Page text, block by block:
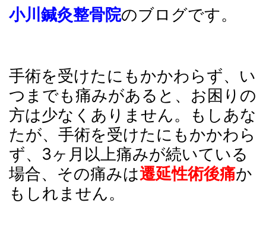
小川鍼灸整骨院のブログです。
手術を受けたにもかかわらず、い
つまでも痛みがあると、お困りの
方は少なくありません。もしあな
たが、手術を受けたにもかかわら
ず、3ヶ月以上痛みが続いている
場合、その痛みは遷延性術後痛か
もしれません。